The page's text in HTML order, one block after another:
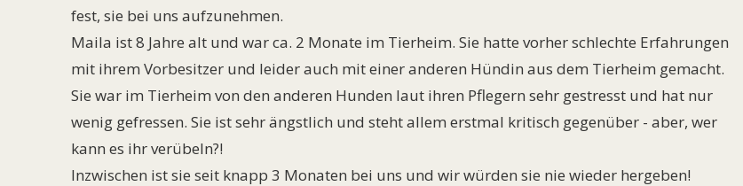
fest, sie bei uns aufzunehmen.
Maila ist 8 Jahre alt und war ca. 2 Monate im Tierheim. Sie hatte vorher schlechte Erfahrungen
mit ihrem Vorbesitzer und leider auch mit einer anderen Hündin aus dem Tierheim gemacht.
Sie war im Tierheim von den anderen Hunden laut ihren Pflegern sehr gestresst und hat nur
wenig gefressen. Sie ist sehr ängstlich und steht allem erstmal kritisch gegenüber - aber, wer
kann es ihr verübeln?!
Inzwischen ist sie seit knapp 3 Monaten bei uns und wir würden sie nie wieder hergeben!